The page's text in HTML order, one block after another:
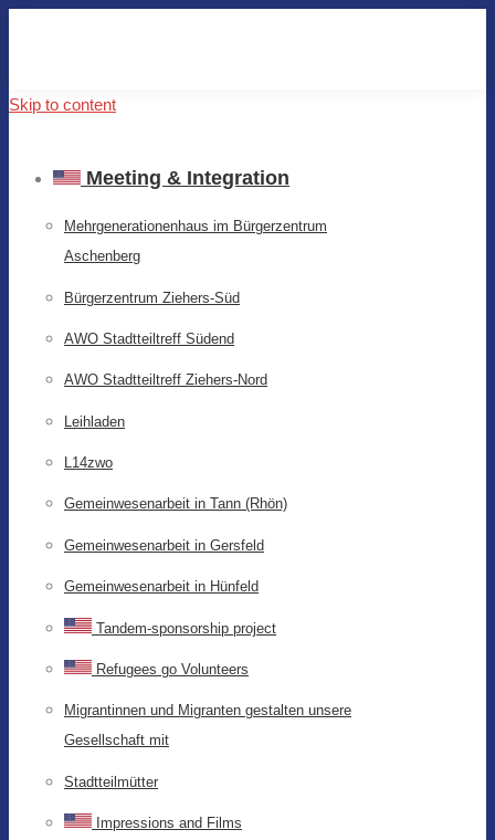
Skip to content
Meeting & Integration
Mehrgenerationenhaus im Bürgerzentrum
Aschenberg
Bürgerzentrum Ziehers-Süd
AWO Stadtteiltreff Südend
AWO Stadtteiltreff Ziehers-Nord
Leihladen
L14zwo
Gemeinwesenarbeit in Tann (Rhön)
Gemeinwesenarbeit in Gersfeld
Gemeinwesenarbeit in Hünfeld
Tandem-sponsorship project
Refugees go Volunteers
Migrantinnen und Migranten gestalten unsere
Gesellschaft mit
Stadtteilmütter
Impressions and Films